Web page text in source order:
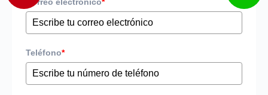
Correo electrónico*
Teléfono*